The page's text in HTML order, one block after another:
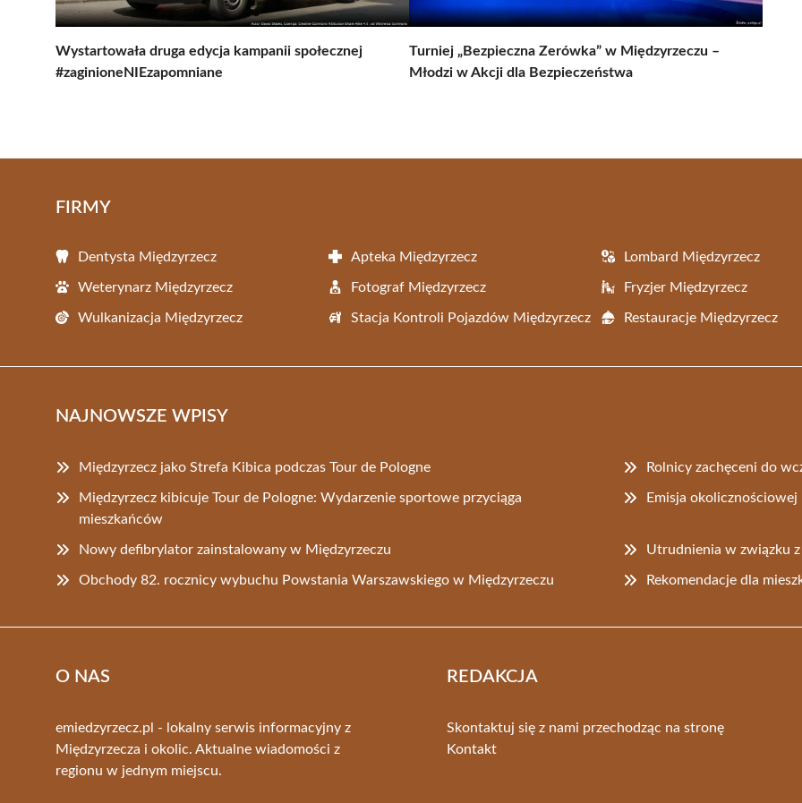
Wystartowała druga edycja kampanii społecznej
#zaginioneNIEzapomniane
Turniej „Bezpieczna Zerówka” w Międzyrzeczu –
Młodzi w Akcji dla Bezpieczeństwa
FIRMY
Dentysta Międzyrzecz Apteka Międzyrzecz Lombard Międzyrzecz
Weterynarz Międzyrzecz Fotograf Międzyrzecz Fryzjer Międzyrzecz
Wulkanizacja Międzyrzecz Stacja Kontroli Pojazdów Międzyrzecz Restauracje Międzyrzecz
NAJNOWSZE WPISY
Międzyrzecz jako Strefa Kibica podczas Tour de Pologne Rolnicy zachęceni do
Międzyrzecz kibicuje Tour de Pologne: Wydarzenie sportowe przyciąga
mieszkańców
Emisja
Nowy defibrylator zainstalowany w Międzyrzeczu Utrudnienia w związku
Obchody 82. rocznicy wybuchu Powstania Warszawskiego w Międzyrzeczu Rekomendacje dla
O NAS
emiedzyrzecz.pl - lokalny serwis informacyjny z
Międzyrzecza i okolic. Aktualne wiadomości z
regionu w jednym miejscu.
REDAKCJA
Skontaktuj się z nami przechodząc na stronę
Kontakt